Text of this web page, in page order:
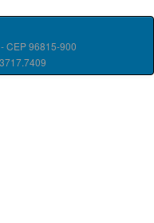
CEP 96815-900